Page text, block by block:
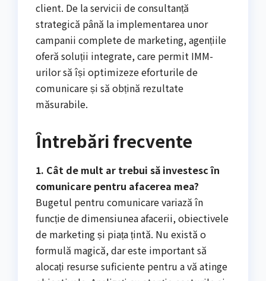
client. De la servicii de consultanță
strategică până la implementarea unor
campanii complete de marketing, agențiile
oferă soluții integrate, care permit IMM-
urilor să își optimizeze eforturile de
comunicare și să obțină rezultate
măsurabile.
Întrebări frecvente
1. Cât de mult ar trebui să investesc în
comunicare pentru afacerea mea?
Bugetul pentru comunicare variază în
funcție de dimensiunea afacerii, obiectivele
de marketing și piața țintă. Nu există o
formulă magică, dar este important să
alocați resurse suficiente pentru a vă atinge